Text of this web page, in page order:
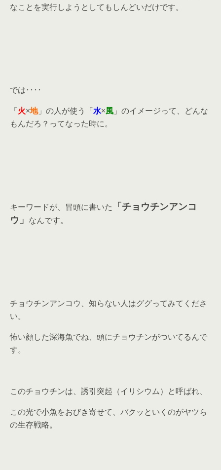
なことを実行しようとしてもしんどいだけです。
では････
「火×地」の人が使う「水×風 」のイメージって、どんな
もんだろ？ってなった時に。
キーワードが、冒頭に書いた 「チョウチンアンコ
ウ」 なんです。
チョウチンアンコウ、知らない人はググってみてくださ
い。
怖い顔した深海魚でね、頭にチョウチンがついてるんで
す。
このチョウチンは、誘引突起（イリシウム）と呼ばれ、
この光で小魚をおびき寄せて、バクッといくのがヤツら
の生存戦略。